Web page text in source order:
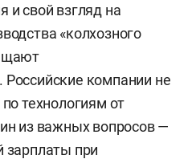
и свой взгляд на
«колхозного
компании не
технологиям от
из важных вопросов —
зарплаты при